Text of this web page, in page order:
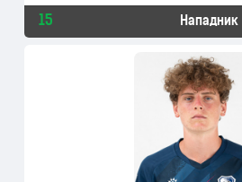
15 Нападник